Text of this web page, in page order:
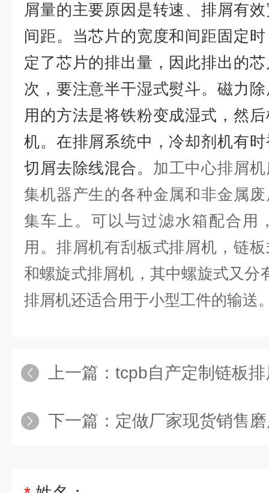
屑量的主要原因是转速、排屑有
间距。当芯片的宽度和间距固定
定了芯片的排出量，因此排出的
次，要注意半干湿式熨斗。磁力
用的方法是将铁粉变成湿式，然
机。在排屑系统中，冷却剂机有
切屑去除线混合。 加工中心排屑
集机器产生的各种金属和非金属
集车上。可以与过滤水箱配合用
用。排屑机有刮板式排屑机，链
和螺旋式排屑机，其中螺旋式又分
排屑机还适合用于小型工件的输送
上一篇： tcpb自产定制链板
下一篇： 定做厂家现货销售